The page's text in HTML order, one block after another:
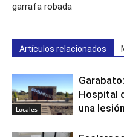
garrafa robada
Artículos relacionados
Locales
Hospital
una